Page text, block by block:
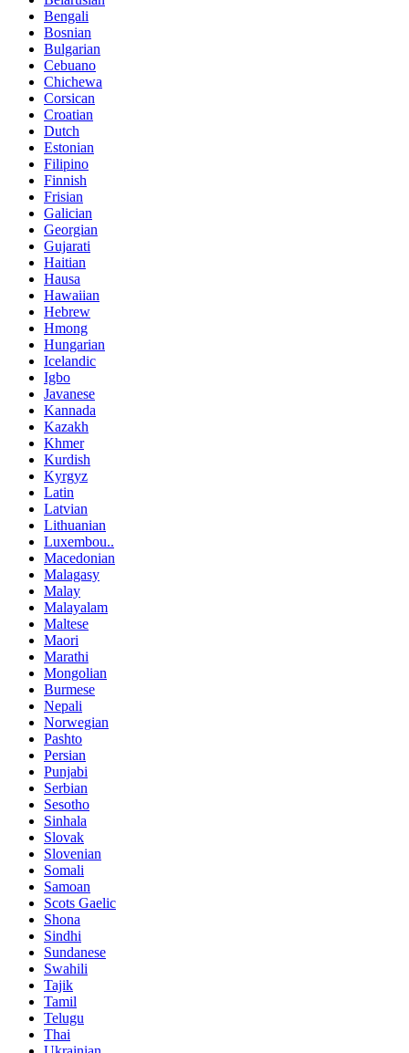
Bengali
Bosnian
Bulgarian
Cebuano
Chichewa
Corsican
Croatian
Dutch
Estonian
Filipino
Finnish
Frisian
Galician
Georgian
Gujarati
Haitian
Hausa
Hawaiian
Hebrew
Hmong
Hungarian
Icelandic
Igbo
Javanese
Kannada
Kazakh
Khmer
Kurdish
Kyrgyz
Latin
Latvian
Lithuanian
Luxembou..
Macedonian
Malagasy
Malay
Malayalam
Maltese
Maori
Marathi
Mongolian
Burmese
Nepali
Norwegian
Pashto
Persian
Punjabi
Serbian
Sesotho
Sinhala
Slovak
Slovenian
Somali
Samoan
Scots Gaelic
Shona
Sindhi
Sundanese
Swahili
Tajik
Tamil
Telugu
Thai